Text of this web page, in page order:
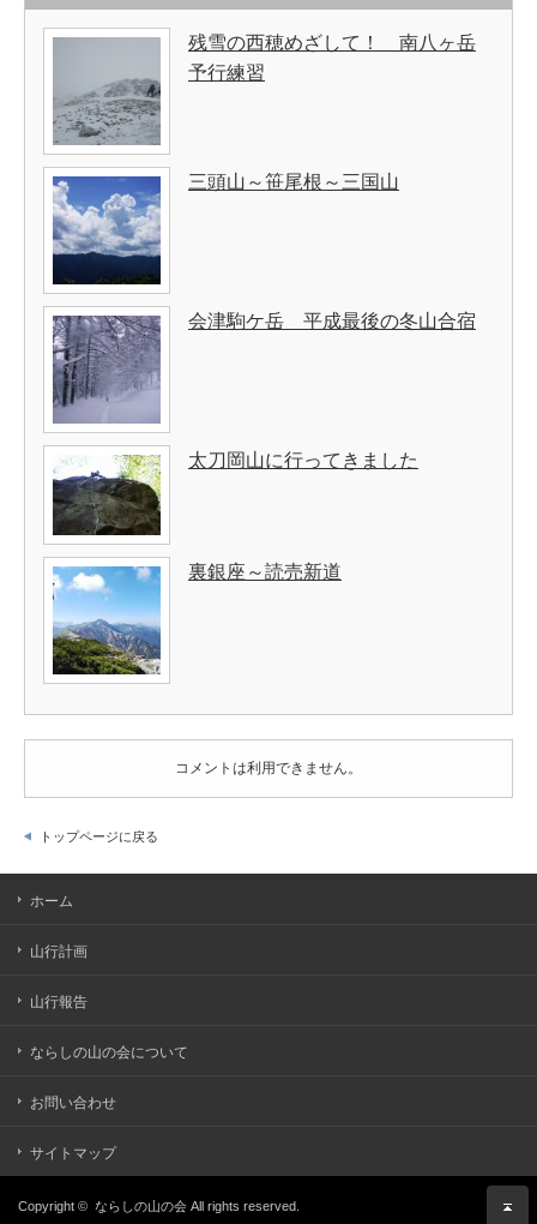
残雪の西穂めざして！ 南八ヶ岳
予行練習
三頭山～笹尾根～三国山
会津駒ケ岳 平成最後の冬山合宿
太刀岡山に行ってきました
裏銀座～読売新道
コメントは利用できません。
トップページに戻る
ホーム
山行計画
山行報告
ならしの山の会について
お問い合わせ
サイトマップ
Copyright © ならしの山の会 All rights reserved.